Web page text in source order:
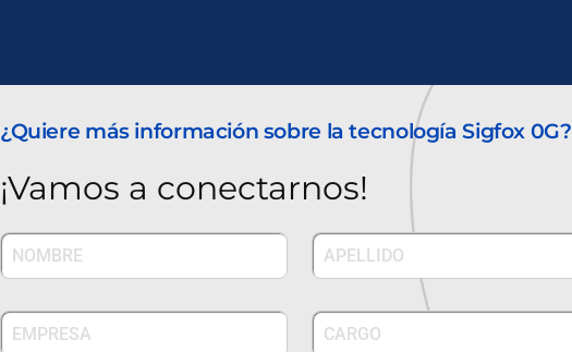
¿Quiere más información sobre la tecnología Sigfox 0G?
¡Vamos a conectarnos!